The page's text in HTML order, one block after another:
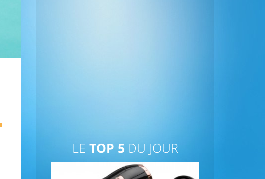
LE TOP 5 DU JOUR